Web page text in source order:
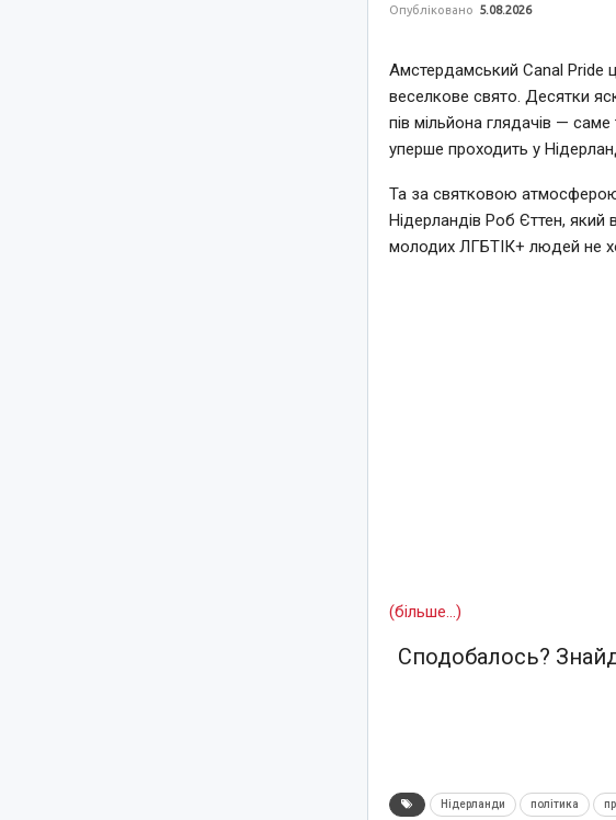
Опубліковано 5.08.2026
Амстердамський Canal Pride
веселкове свято. Десятки
пів мільйона глядачів —
уперше проходить у
Та за святковою атмосферою
Нідерландів Роб Єттен, який
молодих ЛГБТІК+ людей не
(більше…)
Сподобалось?
Нідерланди політика